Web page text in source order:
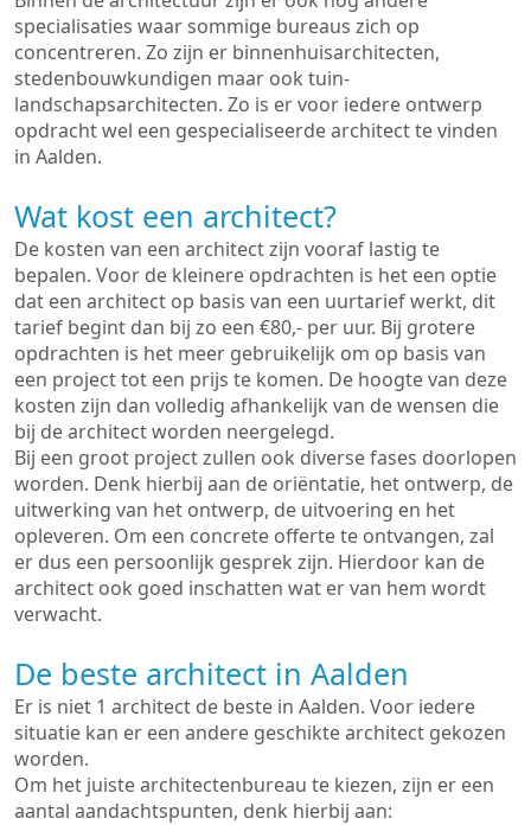
specialisaties waar sommige bureaus zich op
concentreren. Zo zijn er binnenhuisarchitecten,
stedenbouwkundigen maar ook tuin-
landschapsarchitecten. Zo is er voor iedere ontwerp
opdracht wel een gespecialiseerde architect te vinden
in Aalden.
Wat kost een architect?
De kosten van een architect zijn vooraf lastig te
bepalen. Voor de kleinere opdrachten is het een optie
dat een architect op basis van een uurtarief werkt, dit
tarief begint dan bij zo een €80,- per uur. Bij grotere
opdrachten is het meer gebruikelijk om op basis van
een project tot een prijs te komen. De hoogte van deze
kosten zijn dan volledig afhankelijk van de wensen die
bij de architect worden neergelegd.
Bij een groot project zullen ook diverse fases doorlopen
worden. Denk hierbij aan de oriëntatie, het ontwerp, de
uitwerking van het ontwerp, de uitvoering en het
opleveren. Om een concrete offerte te ontvangen, zal
er dus een persoonlijk gesprek zijn. Hierdoor kan de
architect ook goed inschatten wat er van hem wordt
verwacht.
De beste architect in Aalden
Er is niet 1 architect de beste in Aalden. Voor iedere
situatie kan er een andere geschikte architect gekozen
worden.
Om het juiste architectenbureau te kiezen, zijn er een
aantal aandachtspunten, denk hierbij aan: